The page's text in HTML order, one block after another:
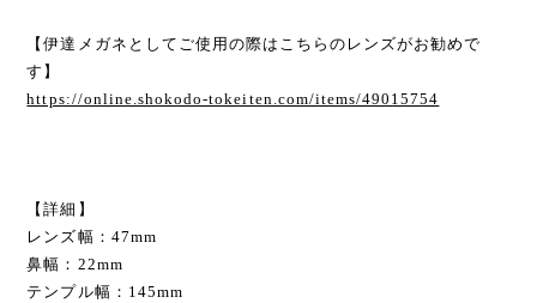
【伊達メガネとしてご使用の際はこちらのレンズがお勧めで
す】
https://online.shokodo-tokeiten.com/items/49015754
【詳細】
レンズ幅：47mm
鼻幅：22mm
テンプル幅：145mm